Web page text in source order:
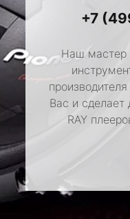
+7
Наш мастер
Вас и сделает
RAY